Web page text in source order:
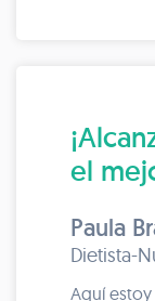
el
Paula
Dietista-
Aquí